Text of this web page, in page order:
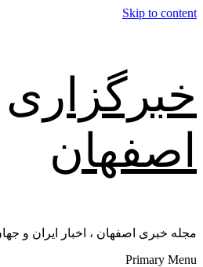
Skip to content
خبرگزاری
اصفهان
مجله خبری اصفهان ، اخبار ایران و
Primary Menu